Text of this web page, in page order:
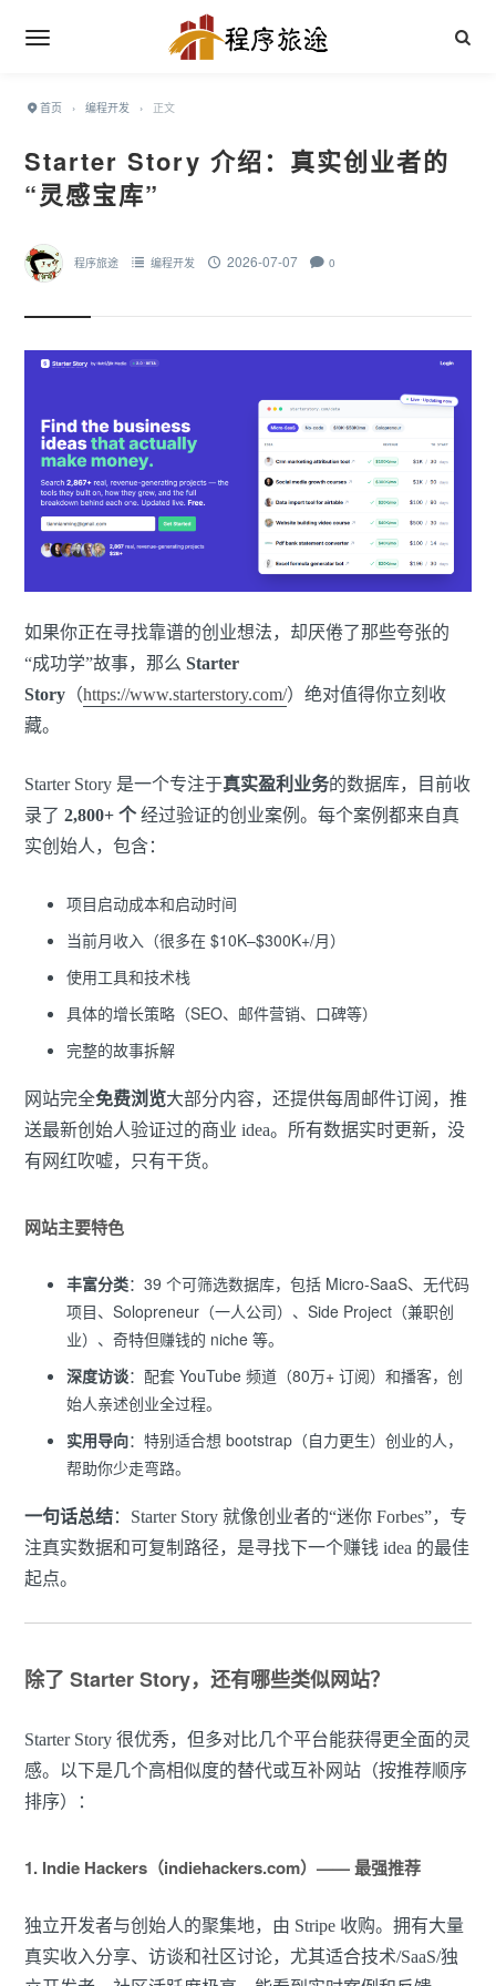
首页 › 编程开发 › 正文
Starter Story 介绍：真实创业者的
“灵感宝库”
程序旅途 编程开发 2026-07-07 0
如果你正在寻找靠谱的创业想法，却厌倦了那些夸张的
“成功学”故事，那么 Starter
Story （https://www.starterstory.com/）绝对值得你立刻收
藏。
Starter Story 是一个专注于真实盈利业务的数据库，目前收
录了 2,800+ 个经过验证的创业案例。每个案例都来自真
实创始人，包含：
项目启动成本和启动时间
当前月收入（很多在 $10K–$300K+/月）
使用工具和技术栈
具体的增长策略（SEO、邮件营销、口碑等）
完整的故事拆解
网站完全免费浏览大部分内容，还提供每周邮件订阅，推
送最新创始人验证过的商业 idea。所有数据实时更新，没
有网红吹嘘，只有干货。
网站主要特色
丰富分类：39 个可筛选数据库，包括 Micro-SaaS、无代码
项目、Solopreneur（一人公司）、Side Project（兼职创
业）、奇特但赚钱的 niche 等。
深度访谈：配套 YouTube 频道（80万+ 订阅）和播客，创
始人亲述创业全过程。
实用导向：特别适合想 bootstrap（自力更生）创业的人，
帮助你少走弯路。
一句话总结：Starter Story 就像创业者的“迷你 Forbes”，专
注真实数据和可复制路径，是寻找下一个赚钱 idea 的最佳
起点。
除了 Starter Story，还有哪些类似网站？
Starter Story 很优秀，但多对比几个平台能获得更全面的灵
感。以下是几个高相似度的替代或互补网站（按推荐顺序
排序）：
1. Indie Hackers（indiehackers.com）—— 最强推荐
独立开发者与创始人的聚集地，由 Stripe 收购。拥有大量
真实收入分享、访谈和社区讨论，尤其适合技术/SaaS/独